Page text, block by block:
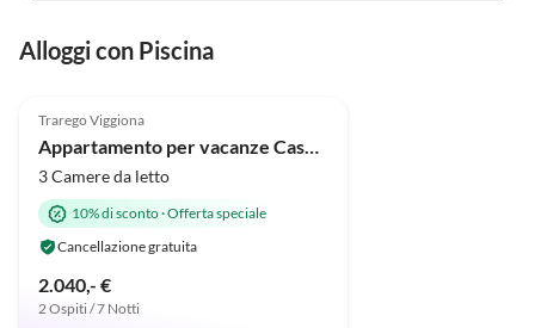
Alloggi con Piscina
Trarego Viggiona
Appartamento per vacanze Casa Tramonto d'Oro - Alba
3 Camere da letto
10% di sconto·Offerta speciale
Cancellazione gratuita
2.040,- €
2 Ospiti / 7 Notti